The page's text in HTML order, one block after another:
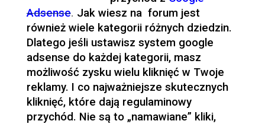
Adsense. Jak wiesz na forum jest
również wiele kategorii różnych dziedzin.
Dlatego jeśli ustawisz system google
adsense do każdej kategorii, masz
możliwość zysku wielu kliknięć w Twoje
reklamy. I co najważniejsze skutecznych
kliknięć, które dają regulaminowy
przychód. Nie są to „namawiane” kliki,